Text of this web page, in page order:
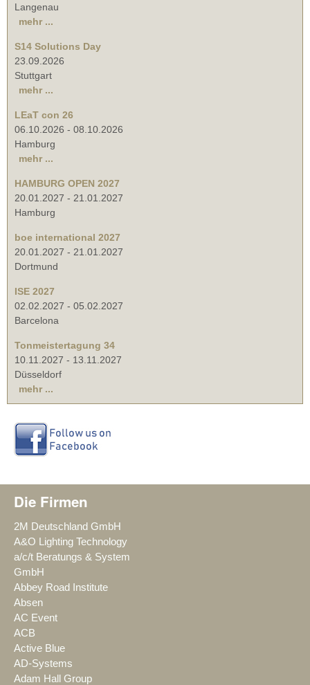
Langenau
mehr ...
S14 Solutions Day
23.09.2026
Stuttgart
mehr ...
LEaT con 26
06.10.2026 - 08.10.2026
Hamburg
mehr ...
HAMBURG OPEN 2027
20.01.2027 - 21.01.2027
Hamburg
boe international 2027
20.01.2027 - 21.01.2027
Dortmund
ISE 2027
02.02.2027 - 05.02.2027
Barcelona
Tonmeistertagung 34
10.11.2027 - 13.11.2027
Düsseldorf
mehr ...
Die Firmen
2M Deutschland GmbH
A&O Lighting Technology
a/c/t Beratungs & System
GmbH
Abbey Road Institute
Absen
AC Event
ACB
Active Blue
AD-Systems
Adam Hall Group